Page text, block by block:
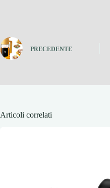
PRECEDENTE
Articoli correlati